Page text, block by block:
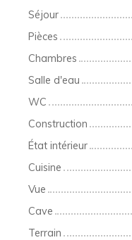
Séjour
Pièces
Chambres
Salle d'eau
WC
Construction
État intérieur
Cuisine
Vue
Cave
Terrain